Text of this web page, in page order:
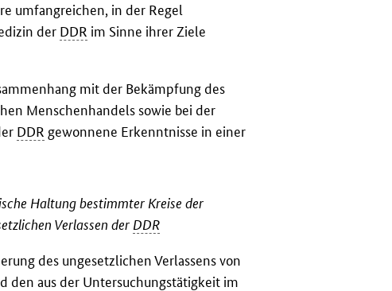
umfangreichen, in der Regel
der DDR im Sinne ihrer Ziele
mit der Bekämpfung des
Menschenhandels sowie bei der
DDR gewonnene Erkenntnisse in einer
Haltung bestimmter Kreise der
Verlassen der DDR
des ungesetzlichen Verlassens von
aus der Untersuchungstätigkeit im